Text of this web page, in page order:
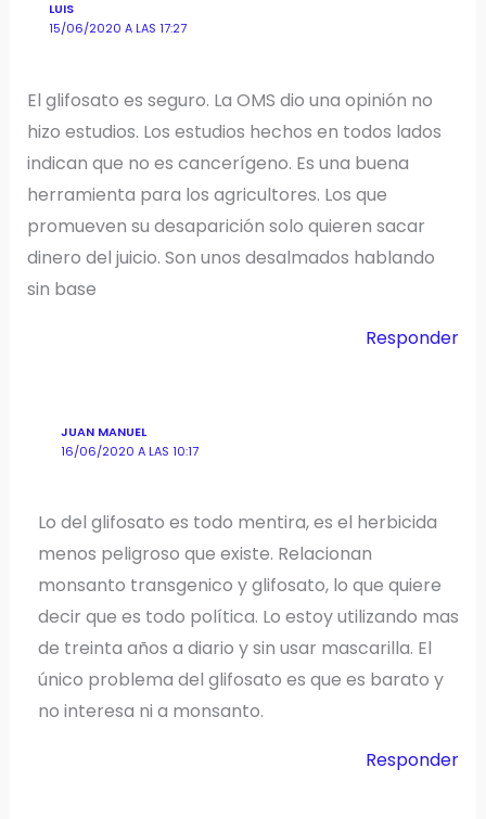
LUIS
15/06/2020 A LAS 17:27
El glifosato es seguro. La OMS dio una opinión no
hizo estudios. Los estudios hechos en todos lados
indican que no es cancerígeno. Es una buena
herramienta para los agricultores. Los que
promueven su desaparición solo quieren sacar
dinero del juicio. Son unos desalmados hablando
sin base
Responder
JUAN MANUEL
16/06/2020 A LAS 10:17
Lo del glifosato es todo mentira, es el herbicida
menos peligroso que existe. Relacionan
monsanto transgenico y glifosato, lo que quiere
decir que es todo política. Lo estoy utilizando mas
de treinta años a diario y sin usar mascarilla. El
único problema del glifosato es que es barato y
no interesa ni a monsanto.
Responder